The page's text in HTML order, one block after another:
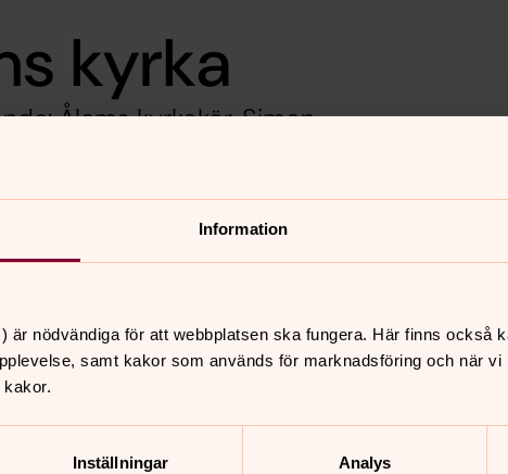
Information
är nödvändiga för att webbplatsen ska fungera. Här finns också
samt kakor som används för marknadsföring och när vi
Inställningar Analys
kyrka
Ålems kyrkokör, Simon
Malmberg, cello